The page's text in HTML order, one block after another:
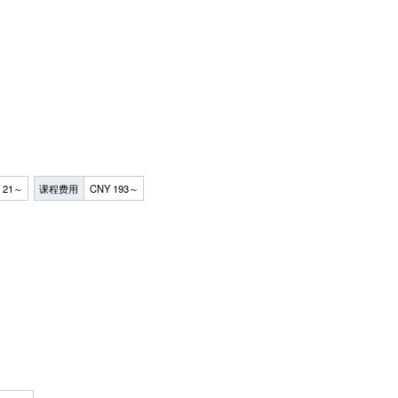
～ 课程费用 CNY 193～